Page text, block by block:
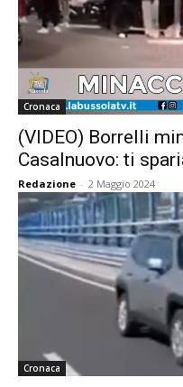
Cronaca
(VIDEO) Borrelli
Casalnuovo: ti
Redazione - 2 Maggio 2024
Cronaca